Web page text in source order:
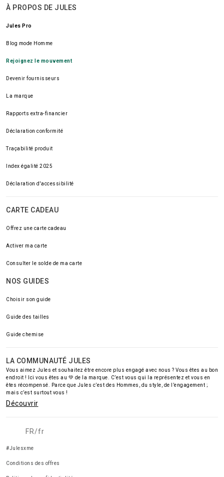
À PROPOS DE JULES
Jules Pro
Blog mode Homme
Rejoignez le mouvement
Devenir fournisseurs
La marque
Rapports extra-financier
Déclaration conformité
Traçabilité produit
Index égalité 2025
Déclaration d'accessibilité
CARTE CADEAU
Offrez une carte cadeau
Activer ma carte
Consulter le solde de ma carte
NOS GUIDES
Choisir son guide
Guide des tailles
Guide chemise
LA COMMUNAUTÉ JULES
Vous aimez Jules et souhaitez être encore plus engagé avec nous ? Vous êtes au bon
endroit ! Ici vous êtes au 💚 de la marque. C’est vous qui la représentez et vous en
êtes récompensé. Parce que Jules c’est des Hommes, du style, de l’engagement ;
mais c’est surtout vous !
Découvrir
FR/fr
#Julesxme
Conditions des offres